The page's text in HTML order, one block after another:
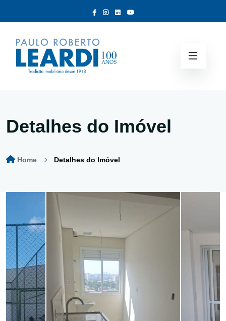
Detalhes do Imóvel
Home Detalhes do Imóvel